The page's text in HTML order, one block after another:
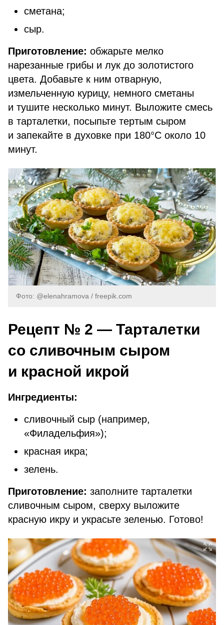
сметана;
сыр.
Приготовление: обжарьте мелко
нарезанные грибы и лук до золотистого
цвета. Добавьте к ним отварную,
измельченную курицу, немного сметаны
и тушите несколько минут. Выложите смесь
в тарталетки, посыпьте тертым сыром
и запекайте в духовке при 180°C около 10
минут.
Фото: @elenahramova / freepik.com
Рецепт № 2 — Тарталетки
со сливочным сыром
и красной икрой
Ингредиенты:
сливочный сыр (например,
«Филадельфия»);
красная икра;
зелень.
Приготовление: заполните тарталетки
сливочным сыром, сверху выложите
красную икру и украсьте зеленью. Готово!